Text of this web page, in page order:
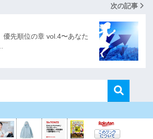
次の記事
優先順位の章 vol.4〜あなた